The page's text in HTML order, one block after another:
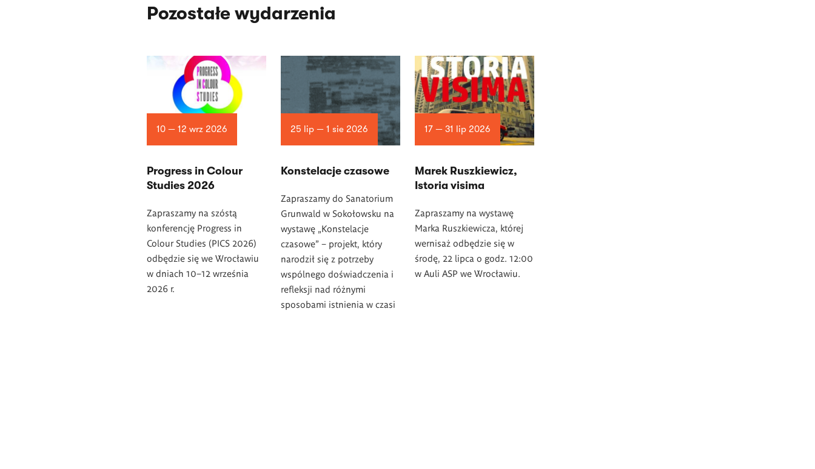
Pozostałe wydarzenia
10 — 12 wrz 2026
Progress in Colour
Studies 2026
Zapraszamy na szóstą
konferencję Progress in
Colour Studies (PICS 2026)
odbędzie się we Wrocławiu
w dniach 10–12 września
2026 r.
25 lip — 1 sie 2026
Konstelacje czasowe
Zapraszamy do Sanatorium
Grunwald w Sokołowsku na
wystawę „Konstelacje
czasowe” – projekt, który
narodził się z potrzeby
wspólnego doświadczenia i
refleksji nad różnymi
sposobami istnienia w czasi
17 — 31 lip 2026
Marek Ruszkiewicz,
Istoria visima
Zapraszamy na wystawę
Marka Ruszkiewicza, której
wernisaż odbędzie się w
środę, 22 lipca o godz. 12:00
w Auli ASP we Wrocławiu.